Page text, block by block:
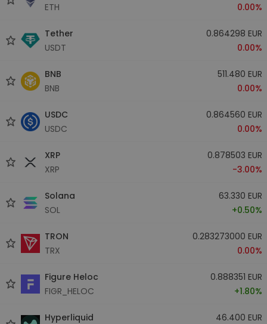
ETH
0.00%
Tether
USDT
0.864298 EUR
0.00%
BNB
BNB
511.480 EUR
0.00%
USDC
USDC
0.864560 EUR
0.00%
XRP
XRP
0.878503 EUR
-3.00%
Solana
SOL
63.330 EUR
+0.50%
TRON
TRX
0.283273000 EUR
0.00%
Figure Heloc
FIGR_HELOC
0.888351 EUR
+1.80%
Hyperliquid
46.400 EUR